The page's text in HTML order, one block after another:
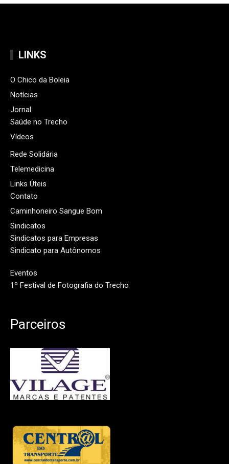
LINKS
O Chico da Boleia
Notícias
Jornal
Saúde no Trecho
Vídeos
Rede Solidária
Telemedicina
Links Úteis
Contato
Caminhoneiro Sangue Bom
Sindicatos
Sindicatos para Empresas
Sindicato para Autônomos
Eventos
1º Festival de Fotografia do Trecho
Parceiros